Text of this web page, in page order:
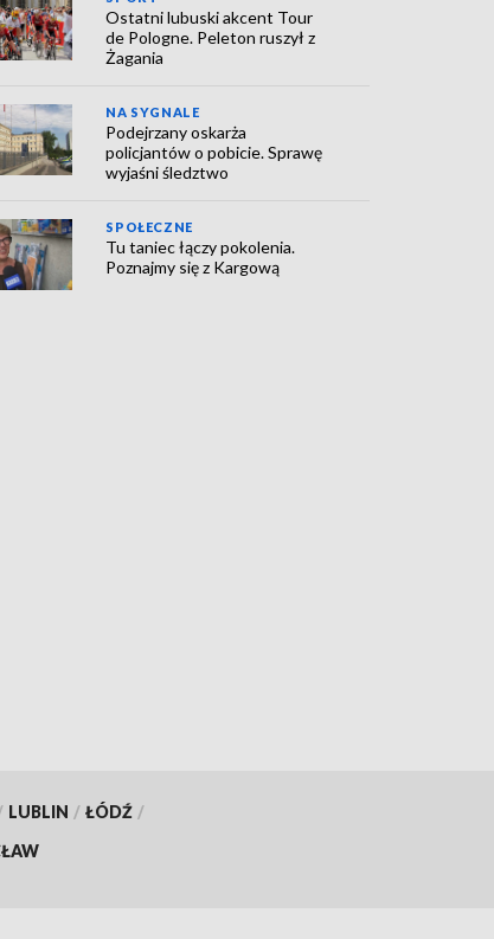
Ostatni lubuski akcent Tour
de Pologne. Peleton ruszył z
Żagania
NA SYGNALE
Podejrzany oskarża
policjantów o pobicie. Sprawę
wyjaśni śledztwo
SPOŁECZNE
Tu taniec łączy pokolenia.
Poznajmy się z Kargową
LUBLIN / ŁÓDŹ /